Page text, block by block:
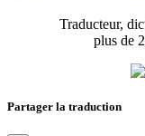
Traducteur,
plus de
Partager la traduction